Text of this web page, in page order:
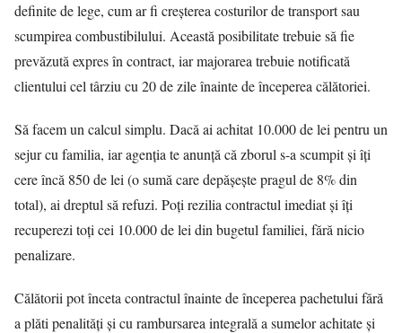
definite de lege, cum ar fi creșterea costurilor de transport sau
scumpirea combustibilului. Această posibilitate trebuie să fie
prevăzută expres în contract, iar majorarea trebuie notificată
clientului cel târziu cu 20 de zile înainte de începerea călătoriei.
Să facem un calcul simplu. Dacă ai achitat 10.000 de lei pentru un
sejur cu familia, iar agenția te anunță că zborul s-a scumpit și îți
cere încă 850 de lei (o sumă care depășește pragul de 8% din
total), ai dreptul să refuzi. Poți rezilia contractul imediat și îți
recuperezi toți cei 10.000 de lei din bugetul familiei, fără nicio
penalizare.
Călătorii pot înceta contractul înainte de începerea pachetului fără
a plăti penalități și cu rambursarea integrală a sumelor achitate și